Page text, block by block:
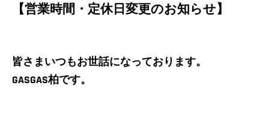
【営業時間・定休日変更のお知らせ】
皆さまいつもお世話になっております。
GASGAS柏です。